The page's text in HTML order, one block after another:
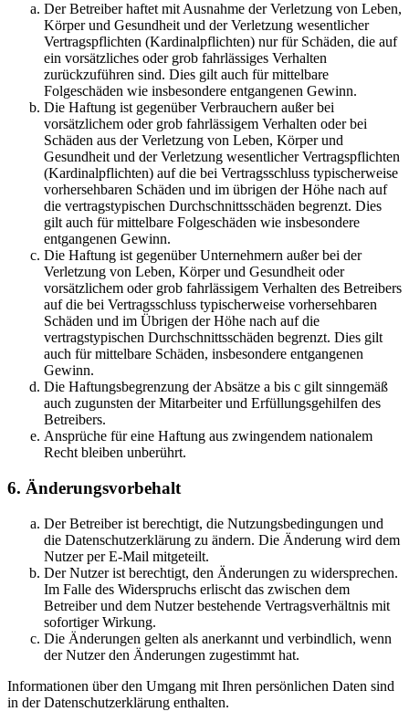
Der Betreiber haftet mit Ausnahme der Verletzung von Leben,
Körper und Gesundheit und der Verletzung wesentlicher
Vertragspflichten (Kardinalpflichten) nur für Schäden, die auf
ein vorsätzliches oder grob fahrlässiges Verhalten
zurückzuführen sind. Dies gilt auch für mittelbare
Folgeschäden wie insbesondere entgangenen Gewinn.
Die Haftung ist gegenüber Verbrauchern außer bei
vorsätzlichem oder grob fahrlässigem Verhalten oder bei
Schäden aus der Verletzung von Leben, Körper und
Gesundheit und der Verletzung wesentlicher Vertragspflichten
(Kardinalpflichten) auf die bei Vertragsschluss typischerweise
vorhersehbaren Schäden und im übrigen der Höhe nach auf
die vertragstypischen Durchschnittsschäden begrenzt. Dies
gilt auch für mittelbare Folgeschäden wie insbesondere
entgangenen Gewinn.
Die Haftung ist gegenüber Unternehmern außer bei der
Verletzung von Leben, Körper und Gesundheit oder
vorsätzlichem oder grob fahrlässigem Verhalten des Betreibers
auf die bei Vertragsschluss typischerweise vorhersehbaren
Schäden und im Übrigen der Höhe nach auf die
vertragstypischen Durchschnittsschäden begrenzt. Dies gilt
auch für mittelbare Schäden, insbesondere entgangenen
Gewinn.
Die Haftungsbegrenzung der Absätze a bis c gilt sinngemäß
auch zugunsten der Mitarbeiter und Erfüllungsgehilfen des
Betreibers.
Ansprüche für eine Haftung aus zwingendem nationalem
Recht bleiben unberührt.
6. Änderungsvorbehalt
Der Betreiber ist berechtigt, die Nutzungsbedingungen und
die Datenschutzerklärung zu ändern. Die Änderung wird dem
Nutzer per E-Mail mitgeteilt.
Der Nutzer ist berechtigt, den Änderungen zu widersprechen.
Im Falle des Widerspruchs erlischt das zwischen dem
Betreiber und dem Nutzer bestehende Vertragsverhältnis mit
sofortiger Wirkung.
Die Änderungen gelten als anerkannt und verbindlich, wenn
der Nutzer den Änderungen zugestimmt hat.
Informationen über den Umgang mit Ihren persönlichen Daten sind
in der Datenschutzerklärung enthalten.